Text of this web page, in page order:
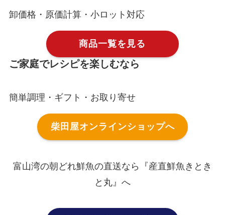
卸価格・原価計算・小ロット対応
商品一覧を見る
ご家庭でレシピを楽しむなら
簡単調理・ギフト・お取り寄せ
柴田屋オンラインショップへ
富山湾の朝どれ鮮魚の直送なら『産直鮮魚きとき
と丸』へ